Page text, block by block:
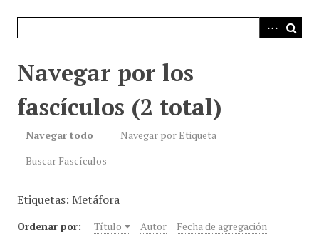
Navegar por los
fascículos (2 total)
Navegar todo
Navegar por Etiqueta
Buscar Fascículos
Etiquetas: Metáfora
Ordenar por: Título Autor Fecha de agregación